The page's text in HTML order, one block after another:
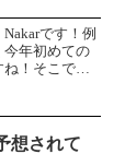
です！例
今年初めての
！そこで今
それではさっ
想されて